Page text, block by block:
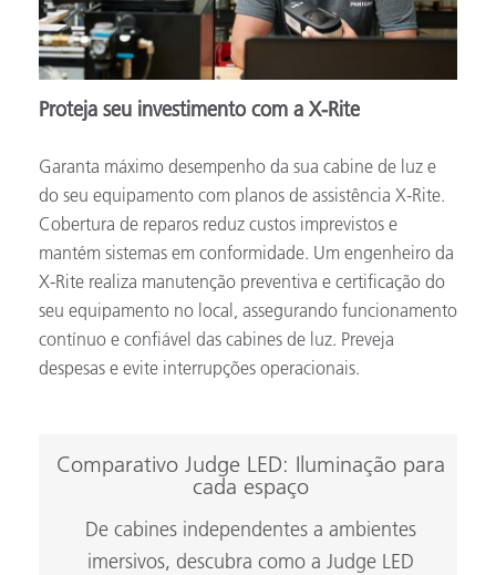
Proteja seu investimento com a X-Rite
Garanta máximo desempenho da sua cabine de luz e
do seu equipamento com planos de assistência X-Rite.
Cobertura de reparos reduz custos imprevistos e
mantém sistemas em conformidade. Um engenheiro da
X-Rite realiza manutenção preventiva e certificação do
seu equipamento no local, assegurando funcionamento
contínuo e confiável das cabines de luz. Preveja
despesas e evite interrupções operacionais.
Comparativo Judge LED: Iluminação para
cada espaço
De cabines independentes a ambientes
imersivos, descubra como a Judge LED